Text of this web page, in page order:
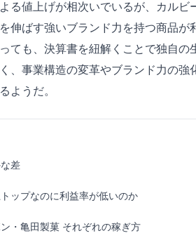
る値上げが相次いでいるが、カルビ
伸ばす強いブランド力を持つ商品が
ても、決算書を紐解くことで独自の
、事業構造の変革やブランド力の強
ようだ。
差
ップなのに利益率が低いのか
・亀田製菓 それぞれの稼ぎ方